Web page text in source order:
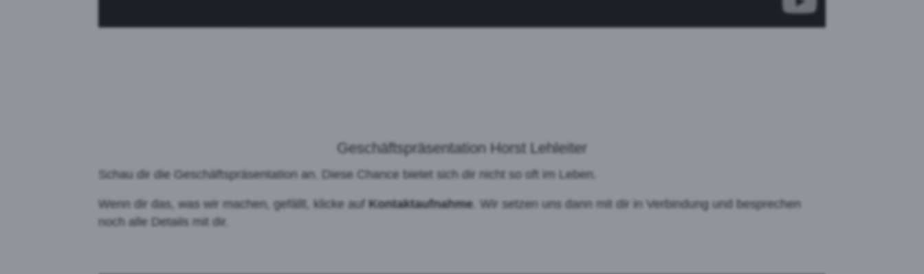
Geschäftspräsentation Horst Lehleiter
Schau dir die Geschäftspräsentation an. Diese Chance bietet sich dir nicht so oft im Leben.
Wenn dir das, was wir machen, gefällt, klicke auf Kontaktaufnahme . Wir setzen uns dann mit dir in Verbindung und besprechen
noch alle Details mit dir.